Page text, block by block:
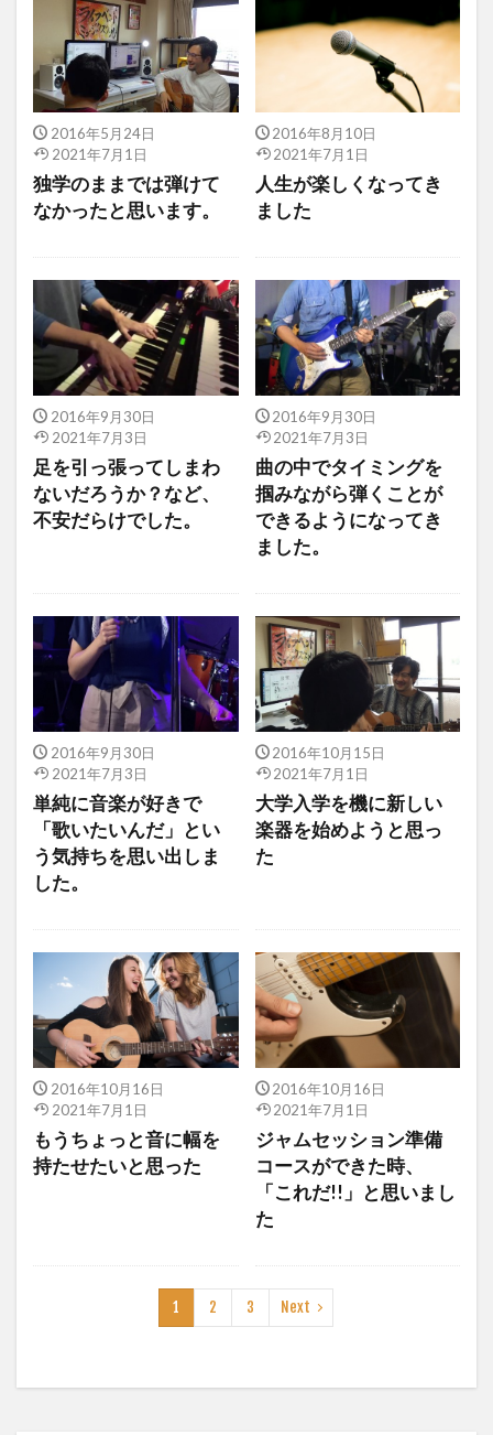
2016年5月24日
2021年7月1日
独学のままでは弾けて
なかったと思います。
2016年8月10日
2021年7月1日
人生が楽しくなってき
ました
2016年9月30日
2021年7月3日
足を引っ張ってしまわ
ないだろうか？など、
不安だらけでした。
2016年9月30日
2021年7月3日
曲の中でタイミングを
掴みながら弾くことが
できるようになってき
ました。
2016年9月30日
2021年7月3日
単純に音楽が好きで
「歌いたいんだ」とい
う気持ちを思い出しま
した。
2016年10月15日
2021年7月1日
大学入学を機に新しい
楽器を始めようと思っ
た
2016年10月16日
2021年7月1日
もうちょっと音に幅を
持たせたいと思った
2016年10月16日
2021年7月1日
ジャムセッション準備
コースができた時、
「これだ!!」と思いまし
た
1 2 3 Next